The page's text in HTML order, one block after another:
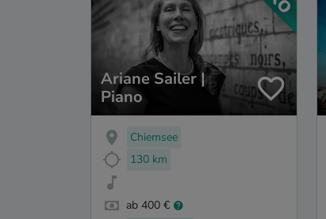
Ariane Sailer |
Piano
Chiemsee
130 km
ab 400 €